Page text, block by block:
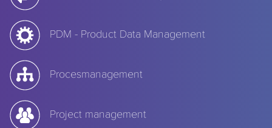
PDM - Product Data Management
Procesmanagement
Project management